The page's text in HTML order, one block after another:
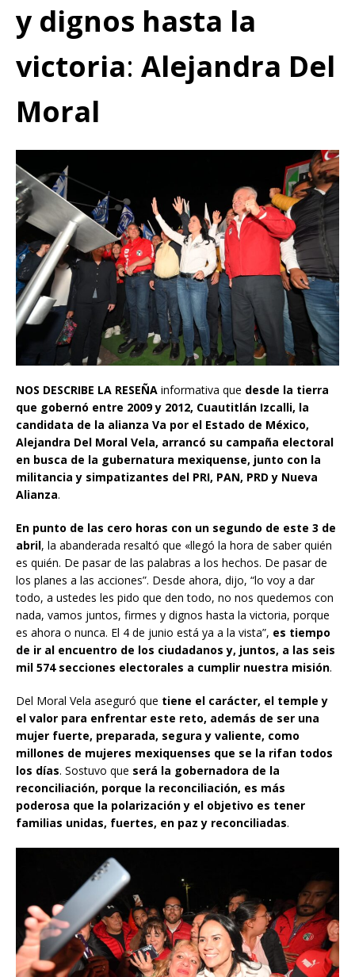
y dignos hasta la
victoria: Alejandra Del
Moral
NOS DESCRIBE LA RESEÑA informativa que desde la tierra
que gobernó entre 2009 y 2012, Cuautitlán Izcalli, la
candidata de la alianza Va por el Estado de México,
Alejandra Del Moral Vela, arrancó su campaña electoral
en busca de la gubernatura mexiquense, junto con la
militancia y simpatizantes del PRI, PAN, PRD y Nueva
Alianza.
En punto de las cero horas con un segundo de este 3 de
abril, la abanderada resaltó que «llegó la hora de saber quién
es quién. De pasar de las palabras a los hechos. De pasar de
los planes a las acciones”. Desde ahora, dijo, “lo voy a dar
todo, a ustedes les pido que den todo, no nos quedemos con
nada, vamos juntos, firmes y dignos hasta la victoria, porque
es ahora o nunca. El 4 de junio está ya a la vista”, es tiempo
de ir al encuentro de los ciudadanos y, juntos, a las seis
mil 574 secciones electorales a cumplir nuestra misión.
Del Moral Vela aseguró que tiene el carácter, el temple y
el valor para enfrentar este reto, además de ser una
mujer fuerte, preparada, segura y valiente, como
millones de mujeres mexiquenses que se la rifan todos
los días. Sostuvo que será la gobernadora de la
reconciliación, porque la reconciliación, es más
poderosa que la polarización y el objetivo es tener
familias unidas, fuertes, en paz y reconciliadas.